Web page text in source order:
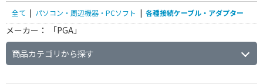
全て | パソコン・周辺機器・PCソフト | 各種接続ケーブル・アダプター
メーカー：
「PGA」
商品カテゴリから探す